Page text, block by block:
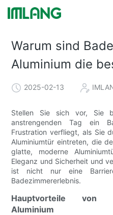
Warum sind
Aluminium die
2025-02-13
Stellen Sie sich vor, Sie
anstrengenden Tag ein
Frustration verfliegt, als Sie
Aluminiumtür eintreten, die
glatte, moderne
Eleganz und Sicherheit und
ist nicht nur eine
Badezimmererlebnis.
Hauptvorteile von
Aluminium